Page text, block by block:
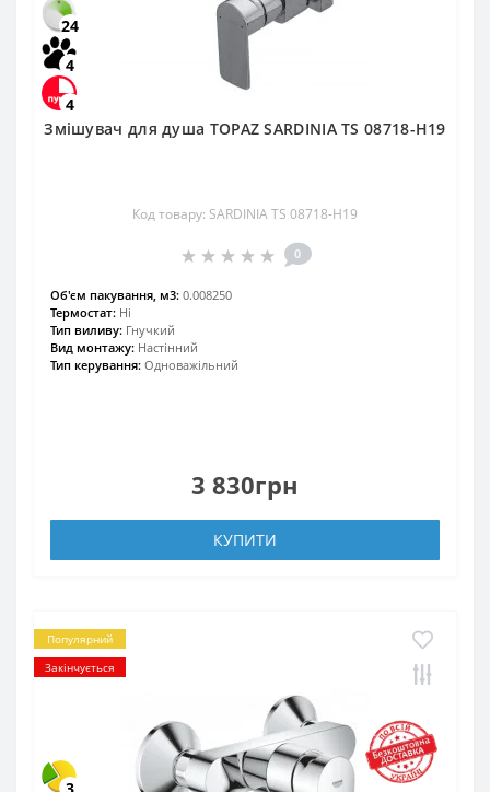
24
4
4
Змішувач для душа TOPAZ SARDINIA TS 08718-H19
Код товару: SARDINIA TS 08718-H19
0
Об'єм пакування, м3: 0.008250
Термостат: Ні
Тип виливу: Гнучкий
Вид монтажу: Настінний
Тип керування: Одноважільний
3 830грн
КУПИТИ
Популярний
Закінчується
3